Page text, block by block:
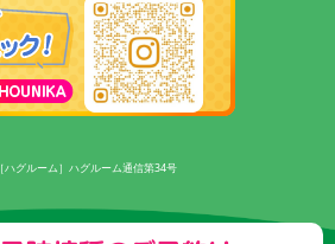
［ハグルーム］ハグルーム通信第34号